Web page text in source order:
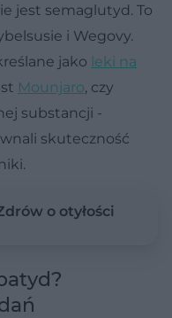
jest semaglutyd. To
i Wegovy.
jako leki na
Mounjaro, czy
substancji -
skuteczność
o otyłości